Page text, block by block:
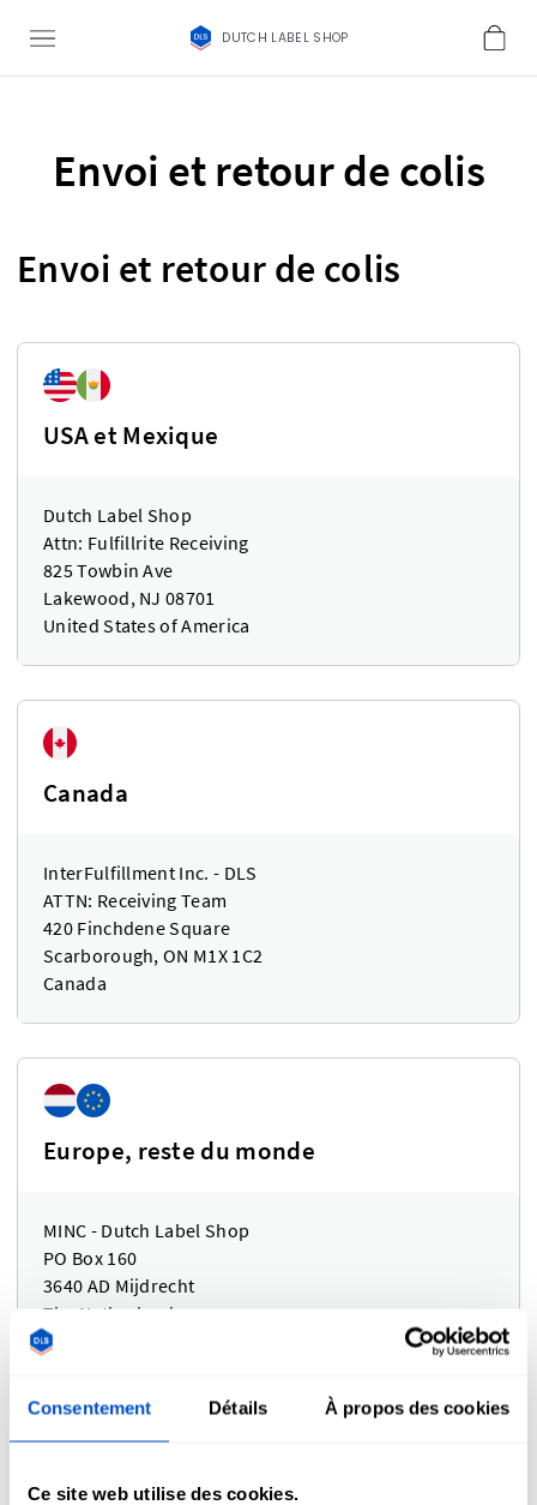
Consentement Détails À propos des cookies
Ce site web utilise des cookies.
DUTCH LABEL SHOP
Envoi et retour de colis
Envoi et retour de colis
USA et Mexique
Dutch Label Shop
Attn: Fulfillrite Receiving
825 Towbin Ave
Lakewood, NJ 08701
United States of America
Canada
InterFulfillment Inc. - DLS
ATTN: Receiving Team
420 Finchdene Square
Scarborough, ON M1X 1C2
Canada
Europe, reste du monde
MINC - Dutch Label Shop
PO Box 160
3640 AD Mijdrecht
The Netherlands
Royaume Uni